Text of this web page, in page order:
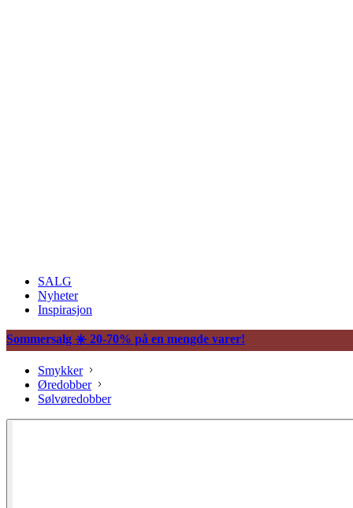
SALG
Nyheter
Inspirasjon
Sommersalg ☀️ 20-70% på en mengde varer!
Smykker
Øredobber
Sølvøredobber